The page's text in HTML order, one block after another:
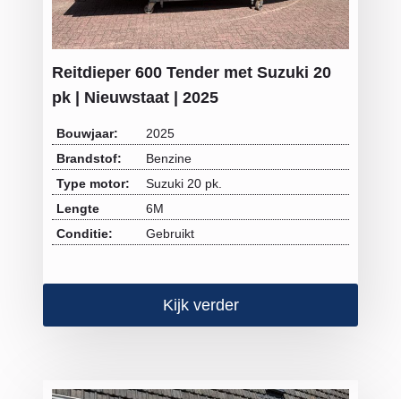
Reitdieper 600 Tender met Suzuki 20
pk | Nieuwstaat | 2025
Bouwjaar:
2025
Brandstof:
Benzine
Type motor:
Suzuki 20 pk.
Lengte
6M
Conditie:
Gebruikt
Kijk verder